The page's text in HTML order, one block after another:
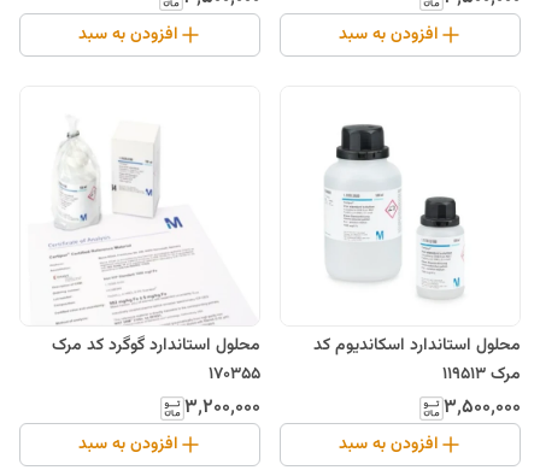
افزودن به سبد افزودن به سبد
محلول استاندارد اسکاندیوم کد
مرک 119513
۳٬۵۰۰٬۰۰۰
افزودن به سبد
محلول استاندارد گوگرد کد مرک
170355
۳٬۲۰۰٬۰۰۰
افزودن به سبد